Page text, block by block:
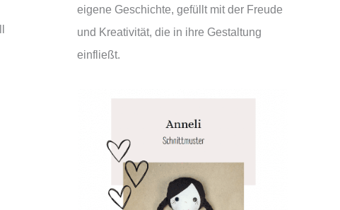
eigene Geschichte, gefüllt mit der Freude
und Kreativität, die in ihre Gestaltung
einfließt.